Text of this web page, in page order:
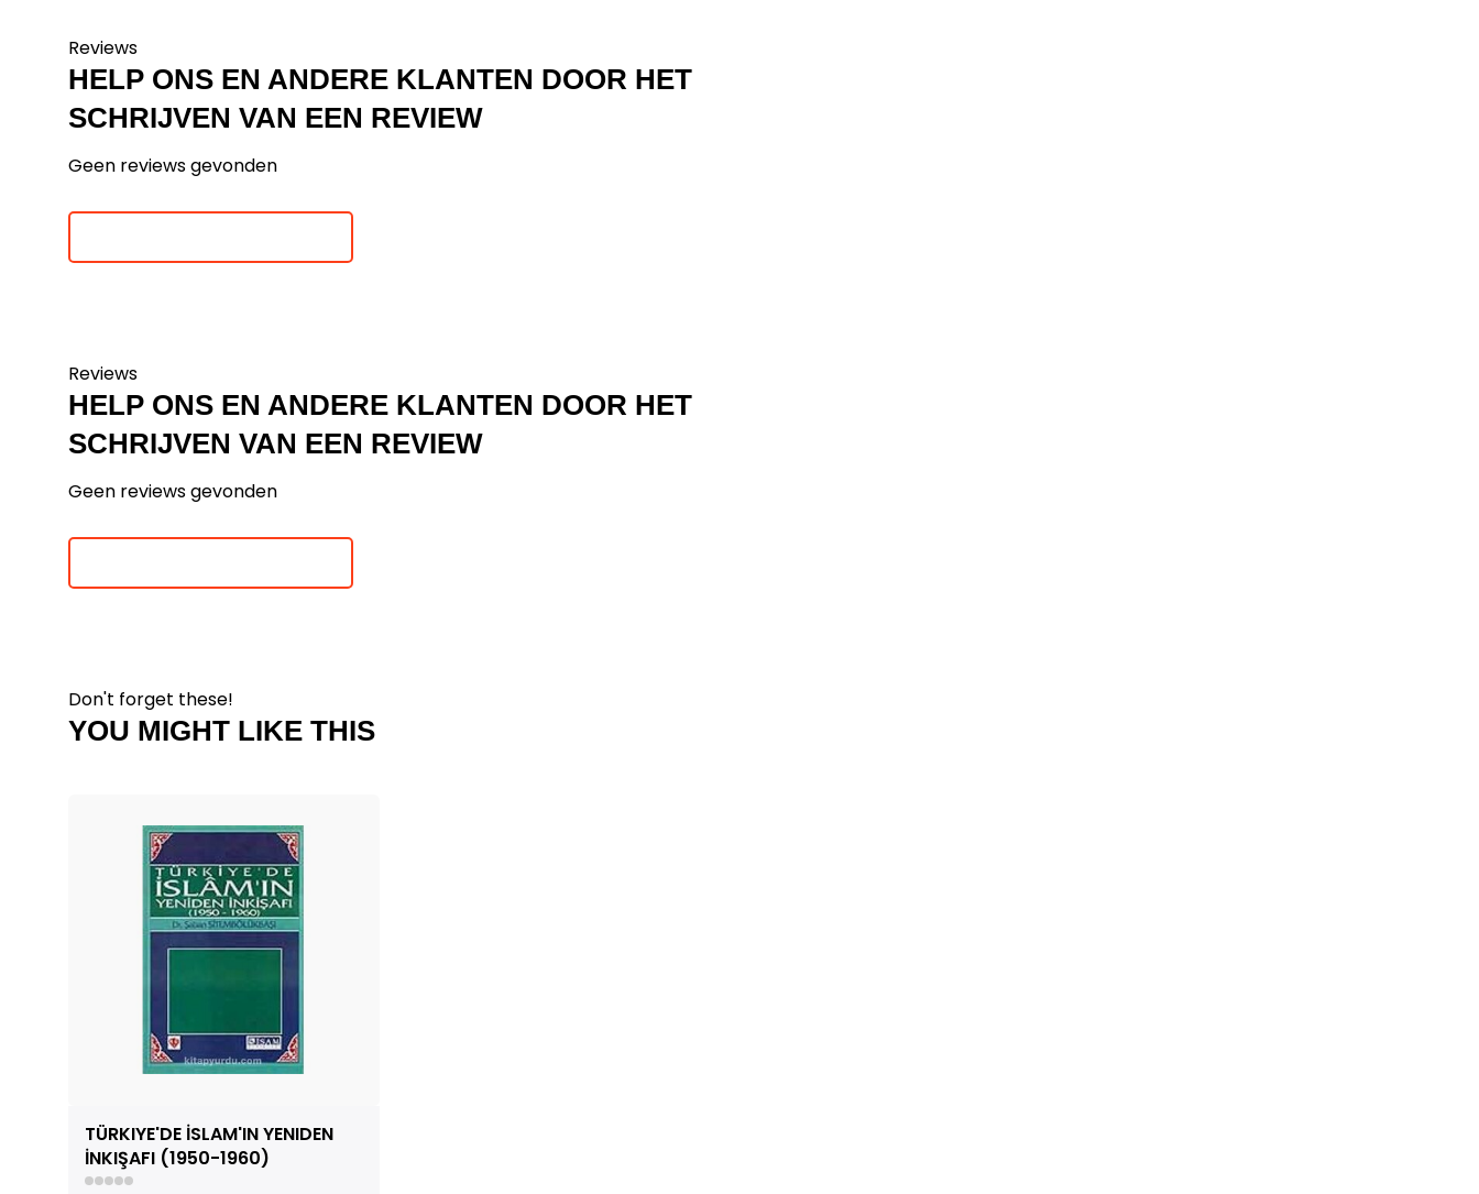
Reviews
HELP ONS EN ANDERE KLANTEN DOOR HET
SCHRIJVEN VAN EEN REVIEW
Geen reviews gevonden
Reviews
HELP ONS EN ANDERE KLANTEN DOOR HET
SCHRIJVEN VAN EEN REVIEW
Geen reviews gevonden
Don't forget these!
YOU MIGHT LIKE THIS
TÜRKIYE'DE İSLAM'IN YENIDEN
İNKIŞAFI (1950-1960)